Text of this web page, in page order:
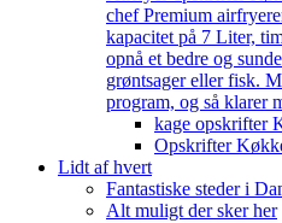
chef Premium
kapacitet på 7 Liter,
opnå et bedre og
grøntsager eller fisk.
program, og så klarer
kage opskrifter
Opskrifter
Lidt af hvert
Fantastiske steder i
Alt muligt der sker her